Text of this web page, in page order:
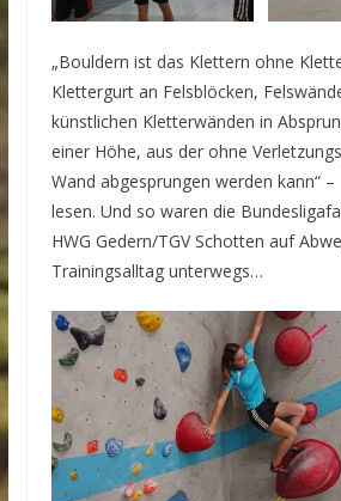
„Bouldern ist das Klettern ohne
Klettergurt an Felsblöcken,
künstlichen Kletterwänden in
einer Höhe, aus der ohne
Wand abgesprungen werden kann“
lesen. Und so waren die
HWG Gedern/TGV Schotten auf
Trainingsalltag unterwegs…